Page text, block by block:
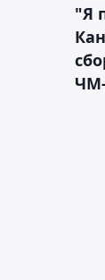
"Я